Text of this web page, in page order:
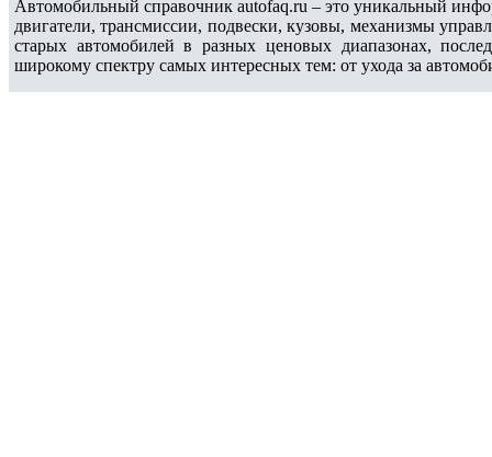
Автомобильный справочник autofaq.ru – это уникальный
двигатели, трансмиссии, подвески, кузовы, механизмы
старых автомобилей в разных ценовых диапазонах,
широкому спектру самых интересных тем: от ухода за